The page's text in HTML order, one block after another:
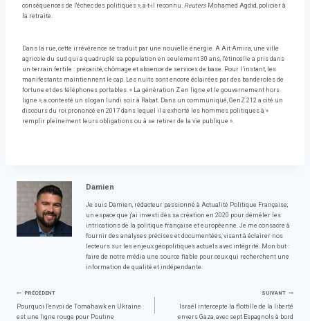
conséquences de l'échec des politiques », a-t-il reconnu. Reuters Mohamed Agdid, policier à
la retraite.
Dans la rue, cette irrévérence se traduit par une nouvelle énergie. A Ait Amira, une ville
agricole du sud qui a quadruplé sa population en seulement 30 ans, l'étincelle a pris dans
un terrain fertile : précarité, chômage et absence de services de base. Pour l’instant, les
manifestants maintiennent le cap. Les nuits sont encore éclairées par des banderoles de
fortune et des téléphones portables. « La génération Z en ligne et le gouvernement hors
ligne », a contesté un slogan lundi soir à Rabat. Dans un communiqué, GenZ 212 a cité un
discours du roi prononcé en 2017 dans lequel il a exhorté les hommes politiques à «
remplir pleinement leurs obligations ou à se retirer de la vie publique ».
Damien
Je suis Damien, rédacteur passionné à Actualité Politique Française,
un espace que j'ai investi dès sa création en 2020 pour démêler les
intrications de la politique française et européenne. Je me consacre à
fournir des analyses précises et documentées, visant à éclairer nos
lecteurs sur les enjeux géopolitiques actuels avec intégrité. Mon but :
faire de notre média une source fiable pour ceux qui recherchent une
information de qualité et indépendante.
Navigation
PRÉCÉDENT
Pourquoi l'envoi de Tomahawk en Ukraine
est une ligne rouge pour Poutine
SUIVANT
Israël intercepte la flottille de la liberté
envers Gaza, avec sept Espagnols à bord